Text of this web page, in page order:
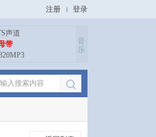
注册 登录
声道
带
音
乐